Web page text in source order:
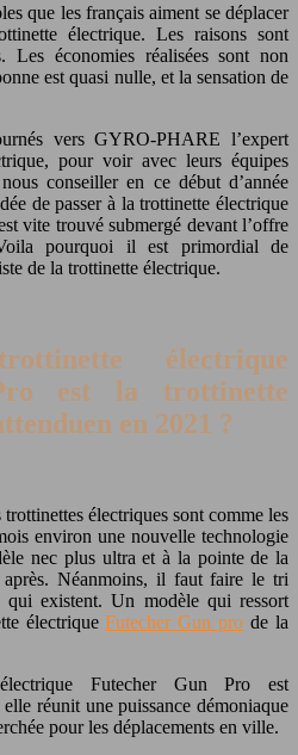
que les français aiment se déplacer
électrique. Les raisons sont
Les économies réalisées sont non
est quasi nulle, et la sensation de
vers GYRO-PHARE l’expert
pour voir avec leurs équipes
conseiller en ce début d’année
de passer à la trottinette électrique
vite trouvé submergé devant l’offre
pourquoi il est primordial de
de la trottinette électrique.
électrique
est la trottinette
en 2021 ?
électriques sont comme les
environ une nouvelle technologie
nec plus ultra et à la pointe de la
Néanmoins, il faut faire le tri
qui existent. Un modèle qui ressort
électriqueFutecher Gun pro de la
Futecher Gun Pro est
réunit une puissance démoniaque
pour les déplacements en ville.